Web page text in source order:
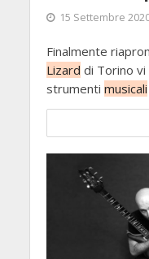
15 Settembre
Finalmente
Lizard di Torino
strumenti musicali